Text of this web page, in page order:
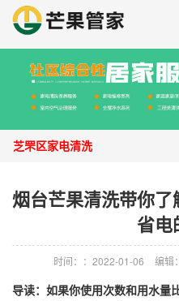
烟台芒果清洗带你
省电
时间：：2022-01-06 编辑
导读：如果你使用次数和用水量